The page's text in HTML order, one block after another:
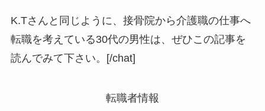
K.Tさんと同じように、接骨院から介護職の仕事へ
転職を考えている30代の男性は、ぜひこの記事を
読んでみて下さい。[/chat]
転職者情報